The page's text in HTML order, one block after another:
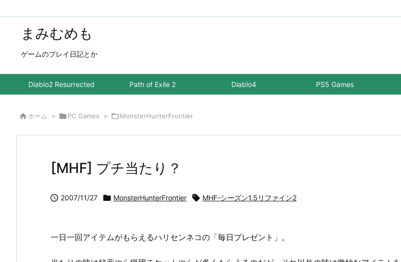
まみむめも
ゲームのプレイ日記とか
Diablo2 Resurrected Path of Exile 2 Diablo4 PS5 Games
 ホーム > PC Games > MonsterHunterFrontier
[MHF] プチ当たり？
 2007/11/27  MonsterHunterFrontier  MHF-シーズン1.5リファイン2
一日一回アイテムがもらえるハリセンネコの「毎日プレゼント」。